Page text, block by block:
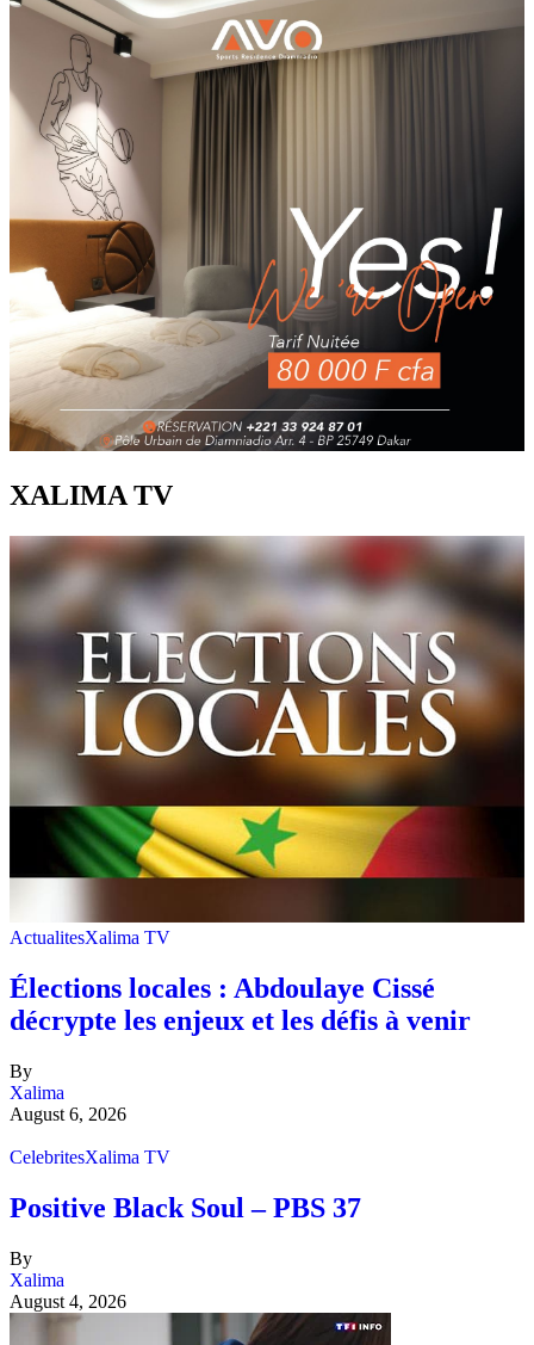
XALIMA TV
ActualitesXalima TV
Élections locales : Abdoulaye Cissé
décrypte les enjeux et les défis à venir
By
Xalima
August 6, 2026
CelebritesXalima TV
Positive Black Soul – PBS 37
By
Xalima
August 4, 2026